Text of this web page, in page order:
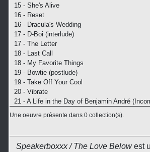
15 - She's Alive
16 - Reset
16 - Dracula's Wedding
17 - D-Boi (interlude)
17 - The Letter
18 - Last Call
18 - My Favorite Things
19 - Bowtie (postlude)
19 - Take Off Your Cool
20 - Vibrate
21 - A Life in the Day of Benjamin André
Une oeuvre présente dans 0 collection(s).
Speakerboxxx / The Love Belowest